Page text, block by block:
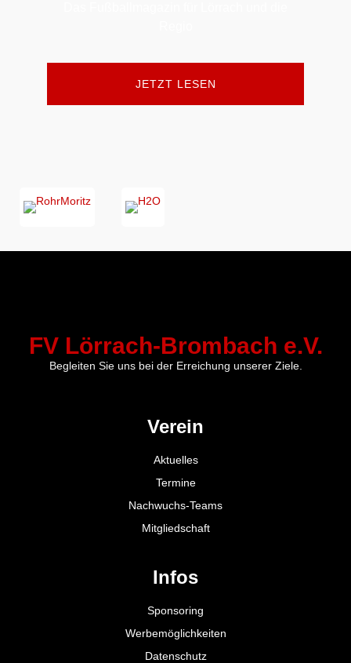
JETZT LESEN
FV Lörrach-Brombach e.V.
Begleiten Sie uns bei der Erreichung unserer Ziele.
Verein
Aktuelles
Termine
Nachwuchs-Teams
Mitgliedschaft
Infos
Sponsoring
Werbemöglichkeiten
Datenschutz